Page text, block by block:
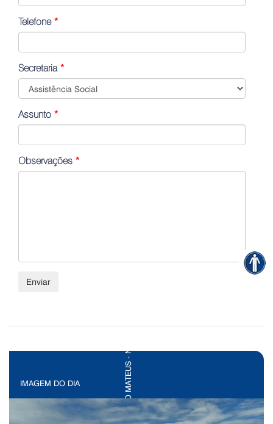
Telefone *
Secretaria *
Assunto *
Observações *
IMAGEM DO DIA